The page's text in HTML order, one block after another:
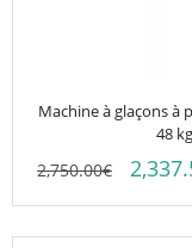
Machine à glaçons à
48
2,750.00€